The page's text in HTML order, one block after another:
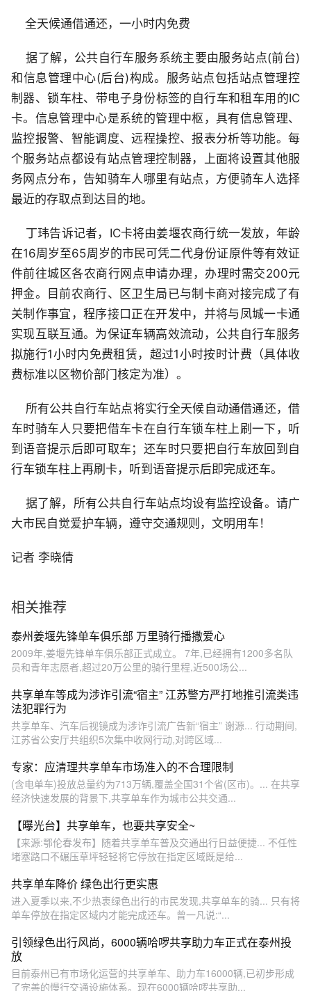
全天候通借通还，一小时内免费
据了解，公共自行车服务系统主要由服务站点(前台)
和信息管理中心(后台)构成。服务站点包括站点管理控
制器、锁车柱、带电子身份标签的自行车和租车用的IC
卡。信息管理中心是系统的管理中枢，具有信息管理、
监控报警、智能调度、远程操控、报表分析等功能。每
个服务站点都设有站点管理控制器，上面将设置其他服
务网点分布，告知骑车人哪里有站点，方便骑车人选择
最近的存取点到达目的地。
丁玮告诉记者，IC卡将由姜堰农商行统一发放，年龄
在16周岁至65周岁的市民可凭二代身份证原件等有效证
件前往城区各农商行网点申请办理，办理时需交200元
押金。目前农商行、区卫生局已与制卡商对接完成了有
关制作事宜，程序接口正在开发中，并将与凤城一卡通
实现互联互通。为保证车辆高效流动，公共自行车服务
拟施行1小时内免费租赁，超过1小时按时计费（具体收
费标准以区物价部门核定为准）。
所有公共自行车站点将实行全天候自动通借通还，借
车时骑车人只要把借车卡在自行车锁车柱上刷一下，听
到语音提示后即可取车；还车时只要把自行车放回到自
行车锁车柱上再刷卡，听到语音提示后即完成还车。
据了解，所有公共自行车站点均设有监控设备。请广
大市民自觉爱护车辆，遵守交通规则，文明用车！
记者 李晓倩
相关推荐
泰州姜堰先锋单车俱乐部 万里骑行播撒爱心
2009年,姜堰先锋单车俱乐部正式成立。 7年,已经拥有1200多名队
员和青年志愿者,超过20万公里的骑行里程,近500场公...
共享单车等成为涉诈引流“宿主” 江苏警方严打地推引流类违
法犯罪行为
共享单车、汽车后视镜成为涉诈引流广告新“宿主” 谢源... 行动期间,
江苏省公安厅共组织5次集中收网行动,对跨区域...
专家：应清理共享单车市场准入的不合理限制
(含电单车)投放总量约为713万辆,覆盖全国31个省(区市)。... 在共享
经济快速发展的背景下,共享单车作为城市公共交通...
【曝光台】共享单车，也要共享安全~
【来源:鄂伦春发布】随着共享单车普及交通出行日益便捷... 不任性
堵塞路口不碾压草坪轻轻将它停放在指定区域既是给...
共享单车降价 绿色出行更实惠
进入夏季以来,不少热衷绿色出行的市民发现,共享单车的骑... 只有将
单车停放在指定区域内才能完成还车。曾一凡说:“...
引领绿色出行风尚，6000辆哈啰共享助力车正式在泰州投
放
目前泰州已有市场化运营的共享单车、助力车16000辆,已初步形成
了完善的慢行交通设施体系。现在6000辆哈啰共享助...